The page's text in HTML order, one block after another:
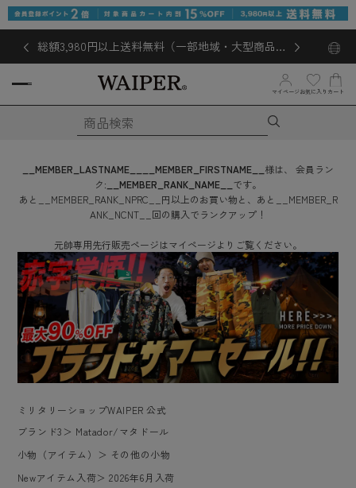
総額3,980円以上送料無料（一部地域・大型商品対
マイページ お気に入り カート
__MEMBER_LASTNAME__ __MEMBER_FIRSTNAME__ 様は、
会員ラン
ク: __MEMBER_RANK_NAME__ です。
あと
__MEMBER_RANK_NPRC__ 円以上のお買い物と、あと
__MEMBER_R
ANK_NCNT__ 回の購入でランクアップ！
元帥専用先行販売ページはマイページよりご覧ください。
ミリタリーショップWAIPER 公式
ブランド3 ＞ Matador/マタドール
小物（アイテム）
＞ その他の小物
Newアイテム入荷＞2026年6月入荷